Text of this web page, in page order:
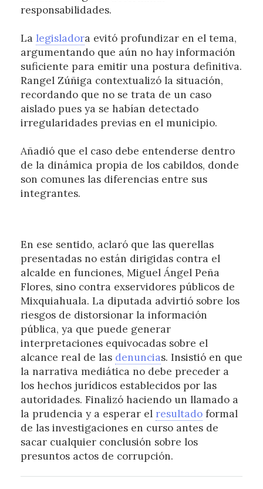
responsabilidades.
La legisladora evitó profundizar en el tema,
argumentando que aún no hay información
suficiente para emitir una postura definitiva.
Rangel Zúñiga contextualizó la situación,
recordando que no se trata de un caso
aislado pues ya se habían detectado
irregularidades previas en el municipio.
Añadió que el caso debe entenderse dentro
de la dinámica propia de los cabildos, donde
son comunes las diferencias entre sus
integrantes.
En ese sentido, aclaró que las querellas
presentadas no están dirigidas contra el
alcalde en funciones, Miguel Ángel Peña
Flores, sino contra exservidores públicos de
Mixquiahuala. La diputada advirtió sobre los
riesgos de distorsionar la información
pública, ya que puede generar
interpretaciones equivocadas sobre el
alcance real de las denuncias. Insistió en que
la narrativa mediática no debe preceder a
los hechos jurídicos establecidos por las
autoridades. Finalizó haciendo un llamado a
la prudencia y a esperar el resultadoformal
de las investigaciones en curso antes de
sacar cualquier conclusión sobre los
presuntos actos de corrupción.